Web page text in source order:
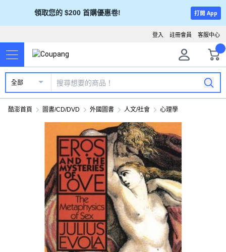
領取您的 $200 首購優惠卷! 打開 App
客服中心
註冊會員
登入
全部
酷澎首頁 圖書/CD/DVD 外國圖書 人文/社會 心理學